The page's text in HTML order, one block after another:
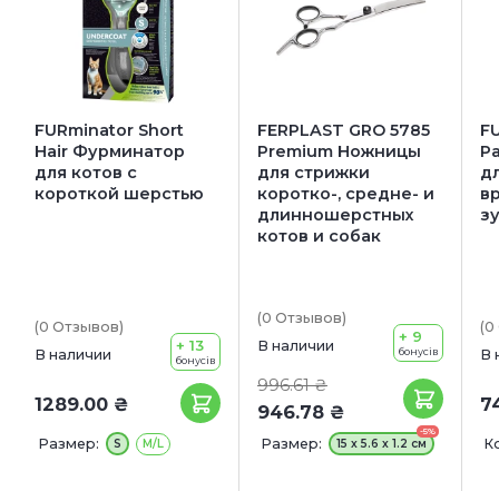
FURminator Short
Hair Фурминатор
для котов с
короткой шерстью
(0 Отзывов)
В наличии
1289.00 ₴
+ 13
бонусів
Размер: S M/L
FERPLAST GRO 5785
Premium Ножницы
для стрижки
коротко-, средне- и
длинношерстных
котов и собак
(0 Отзывов)
В наличии
996.61 ₴
946.78 ₴
+ 9
бонусів
Размер:
-5%
15 x 5.6 x 1.2 см
(0
В